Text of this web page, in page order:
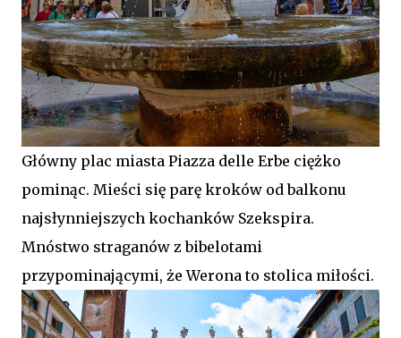
Główny plac miasta Piazza delle Erbe ciężko
pominąc. Mieści się parę kroków od balkonu
najsłynniejszych kochanków Szekspira.
Mnóstwo straganów z bibelotami
przypominającymi, że Werona to stolica miłości.